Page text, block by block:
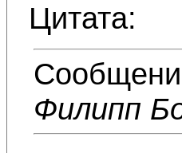
Цитата:
Филипп